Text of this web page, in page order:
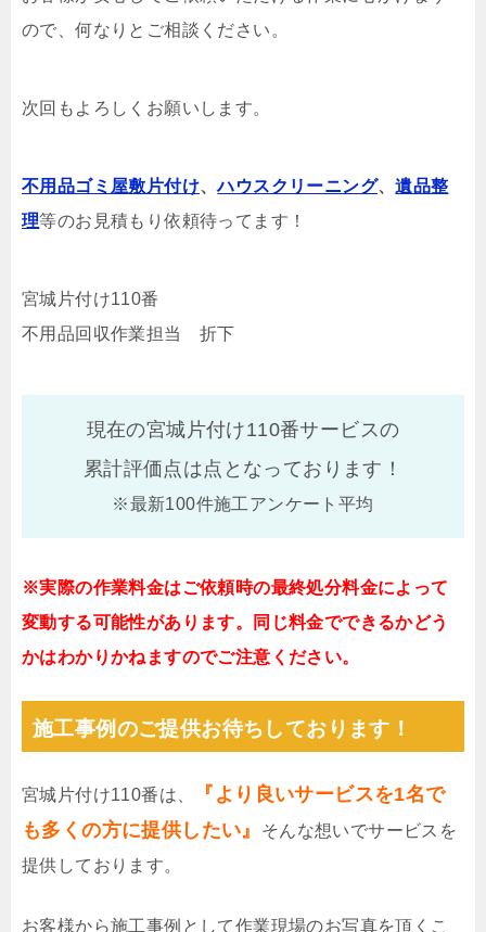
ので、何なりとご相談ください。
次回もよろしくお願いします。
不用品ゴミ屋敷片付け、ハウスクリーニング、遺品整
理等のお見積もり依頼待ってます！
宮城片付け110番
不用品回収作業担当 折下
現在の宮城片付け110番サービスの
累計評価点は点となっております！
※最新100件施工アンケート平均
※実際の作業料金はご依頼時の最終処分料金によって
変動する可能性があります。同じ料金でできるかどう
かはわかりかねますのでご注意ください。
施工事例のご提供お待ちしております！
宮城片付け110番は、
『より良いサービスを1名で
も多くの方に提供したい』
そんな想いでサービスを
提供しております。
お客様から施工事例として作業現場のお写真を頂くこ